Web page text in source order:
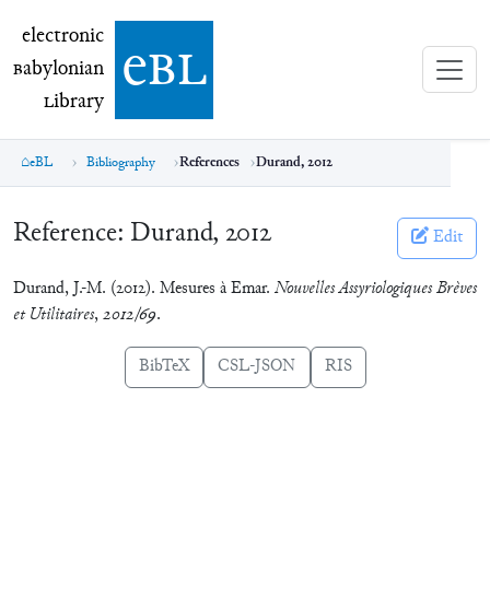
electronic Babylonian Library (eBL)
electronic
Babylonian
Library ebl
eBL Bibliography References Durand, 2012
Reference: Durand, 2012 Edit
Durand, J.-M. (2012). Mesures à Emar. Nouvelles Assyriologiques Brèves
et Utilitaires,2012/69.
BibTeX CSL-JSON RIS